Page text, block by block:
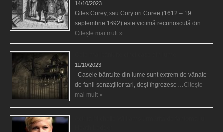
14/10/2023
Giles Corey, sau Cory ori Coree (1612 – 19
septembrie 1692) este victimă recunoscută din …
Citește mai mult »
11/10/2023
Casele bântuite din lume sunt extrem de vânate
de fanii senzaţiilor tari, deşi îngrozesc …Citește
mai mult »